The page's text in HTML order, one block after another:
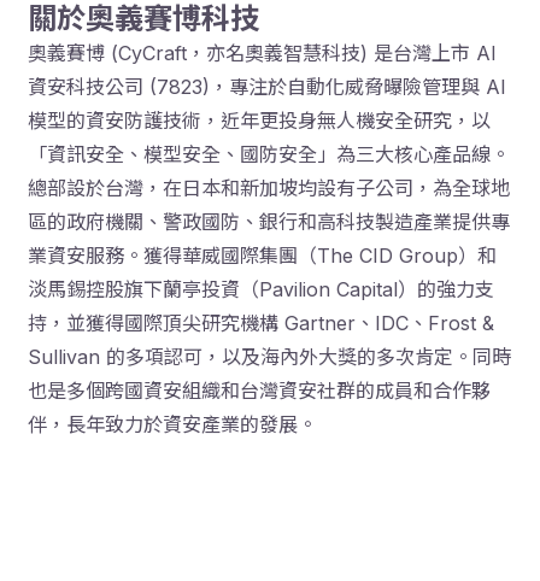
關於奧義賽博科技
奧義賽博 (CyCraft，亦名奧義智慧科技) 是台灣上市 AI
資安科技公司 (7823)，專注於自動化威脅曝險管理與 AI
模型的資安防護技術，近年更投身無人機安全研究，以
「資訊安全、模型安全、國防安全」為三大核心產品線。
總部設於台灣，在日本和新加坡均設有子公司，為全球地
區的政府機關、警政國防、銀行和高科技製造產業提供專
業資安服務。獲得華威國際集團（The CID Group）和
淡馬錫控股旗下蘭亭投資（Pavilion Capital）的強力支
持，並獲得國際頂尖研究機構 Gartner、IDC、Frost &
Sullivan 的多項認可，以及海內外大獎的多次肯定。同時
也是多個跨國資安組織和台灣資安社群的成員和合作夥
伴，長年致力於資安產業的發展。